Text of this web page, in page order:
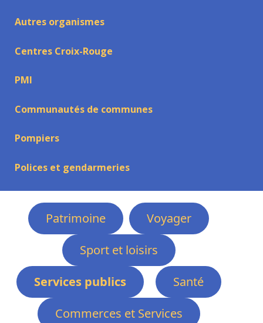
Autres organismes
Centres Croix-Rouge
PMI
Communautés de communes
Pompiers
Polices et gendarmeries
Patrimoine
Voyager
Sport et loisirs
Services publics
Santé
Commerces et Services